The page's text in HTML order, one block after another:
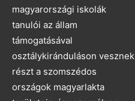
magyarországi iskolák
tanulói az állam
támogatásával
osztálykiránduláson vesznek
részt a szomszédos
országok magyarlakta